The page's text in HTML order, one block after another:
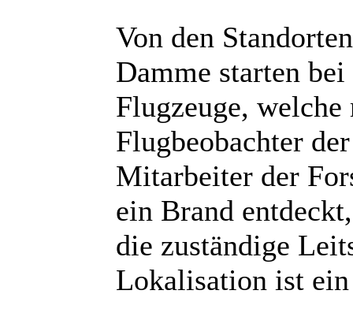
Von den
Damme starten
Flugzeuge,
Flugbeobachter
Mitarbeiter der
ein Brand
die zuständige
Lokalisation ist